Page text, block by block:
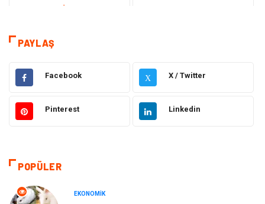
teknoloji
Hukuk Giyim
Elektronik Makine
Sağlıklı Yaşam
Otomotiv
PAYLAŞ
Facebook X X / Twitter
Pinterest Linkedin
POPÜLER
EKONOMIK